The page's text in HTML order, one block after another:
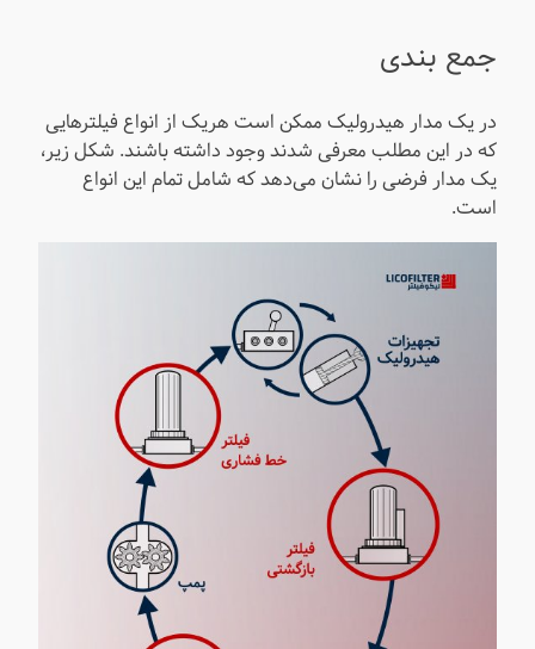
جمع بندی
در یک مدار هیدرولیک ممکن است هریک از انواع فیلترهایی
که در این مطلب معرفی شدند وجود داشته باشند. شکل زیر،
یک مدار فرضی را نشان می‌دهد که شامل تمام این انواع
است.